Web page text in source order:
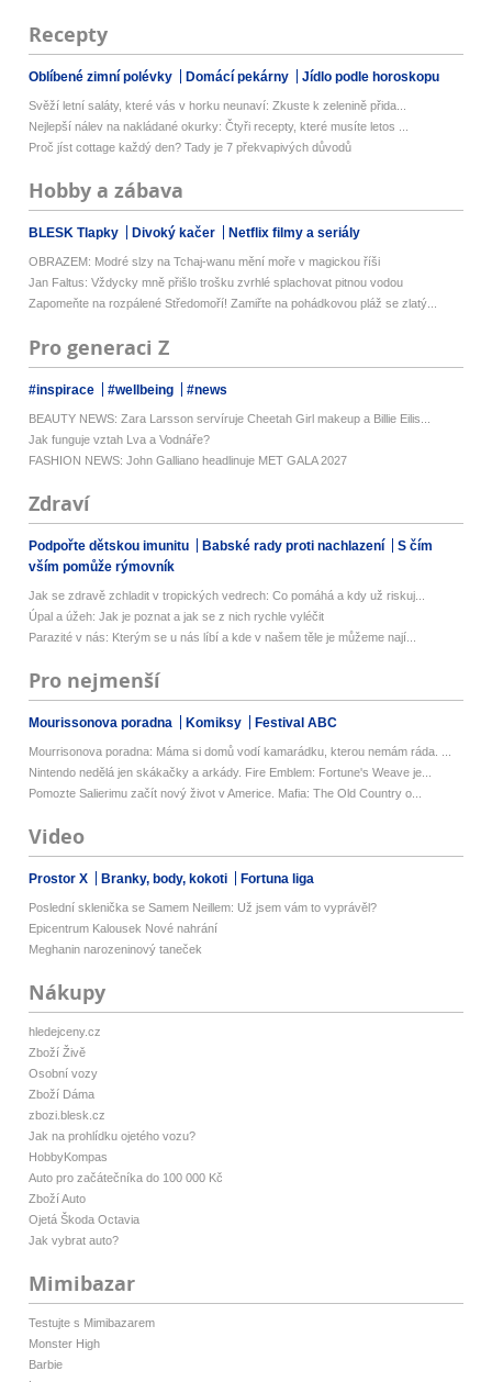
Recepty
Oblíbené zimní polévky Domácí pekárny Jídlo podle horoskopu
Svěží letní saláty, které vás v horku neunaví: Zkuste k zelenině přida...
Nejlepší nálev na nakládané okurky: Čtyři recepty, které musíte letos ...
Proč jíst cottage každý den? Tady je 7 překvapivých důvodů
Hobby a zábava
BLESK Tlapky Divoký kačer Netflix filmy a seriály
OBRAZEM: Modré slzy na Tchaj-wanu mění moře v magickou říši
Jan Faltus: Vždycky mně přišlo trošku zvrhlé splachovat pitnou vodou
Zapomeňte na rozpálené Středomoří! Zamiřte na pohádkovou pláž se zlatý...
Pro generaci Z
#inspirace #wellbeing #news
BEAUTY NEWS: Zara Larsson servíruje Cheetah Girl makeup a Billie Eilis...
Jak funguje vztah Lva a Vodnáře?
FASHION NEWS: John Galliano headlinuje MET GALA 2027
Zdraví
Podpořte dětskou imunitu Babské rady proti nachlazení
S čím
vším pomůže rýmovník
Jak se zdravě zchladit v tropických vedrech: Co pomáhá a kdy už riskuj...
Úpal a úžeh: Jak je poznat a jak se z nich rychle vyléčit
Parazité v nás: Kterým se u nás líbí a kde v našem těle je můžeme nají...
Pro nejmenší
Mourissonova poradna Komiksy Festival ABC
Mourrisonova poradna: Máma si domů vodí kamarádku, kterou nemám ráda. ...
Nintendo nedělá jen skákačky a arkády. Fire Emblem: Fortune's Weave je...
Pomozte Salierimu začít nový život v Americe. Mafia: The Old Country o...
Video
Prostor X Branky, body, kokoti Fortuna liga
Poslední sklenička se Samem Neillem: Už jsem vám to vyprávěl?
Epicentrum Kalousek Nové nahrání
Meghanin narozeninový taneček
Nákupy
hledejceny.cz
Zboží Živě
Osobní vozy
Zboží Dáma
zbozi.blesk.cz
Jak na prohlídku ojetého vozu?
HobbyKompas
Auto pro začátečníka do 100 000 Kč
Zboží Auto
Ojetá Škoda Octavia
Jak vybrat auto?
Mimibazar
Testujte s Mimibazarem
Monster High
Barbie